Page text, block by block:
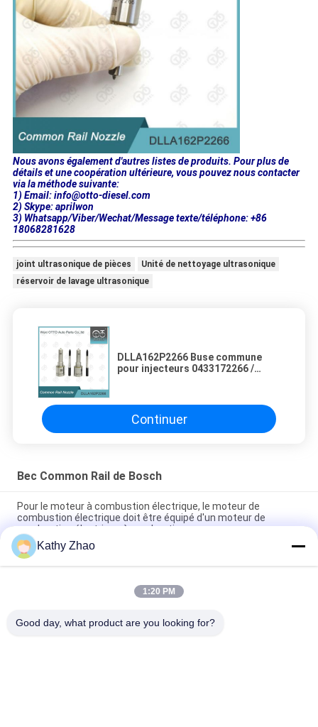
Nous avons également d'autres listes de produits. Pour plus de
détails et une coopération ultérieure, vous pouvez nous contacter
via la méthode suivante:
1) Email: info@otto-diesel.com
2) Skype: aprilwon
3) Whatsapp/Viber/Wechat/Message texte/téléphone: +86
18068281628
joint ultrasonique de pièces
Unité de nettoyage ultrasonique
réservoir de lavage ultrasonique
DLLA162P2266 Buse commune
pour injecteurs 0433172266 /
Continuer
Bec Common Rail de Bosch
Pour le moteur à combustion électrique, le moteur de
combustion électrique doit être équipé d'un moteur de
combustion électrique à combustion.
Buse d'injecteur à rampe commune DLLA141P2146 pour
injecteurs 0445120134
DSLA150P1438 Buse commune de rail 0433175425 Pour
Kathy Zhao
1:20 PM
Good day, what product are you looking for?